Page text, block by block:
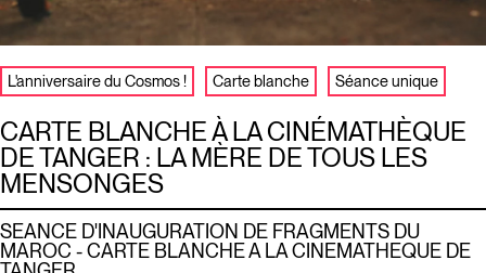
CARTE BLANCHE À LA CINÉMATHÈQUE
DE TANGER : LA MÈRE DE TOUS LES
MENSONGES
SEANCE D'INAUGURATION DE FRAGMENTS DU
MAROC - CARTE BLANCHE A LA CINEMATHEQUE DE
L'anniversaire du Cosmos ! Carte blanche Séance unique